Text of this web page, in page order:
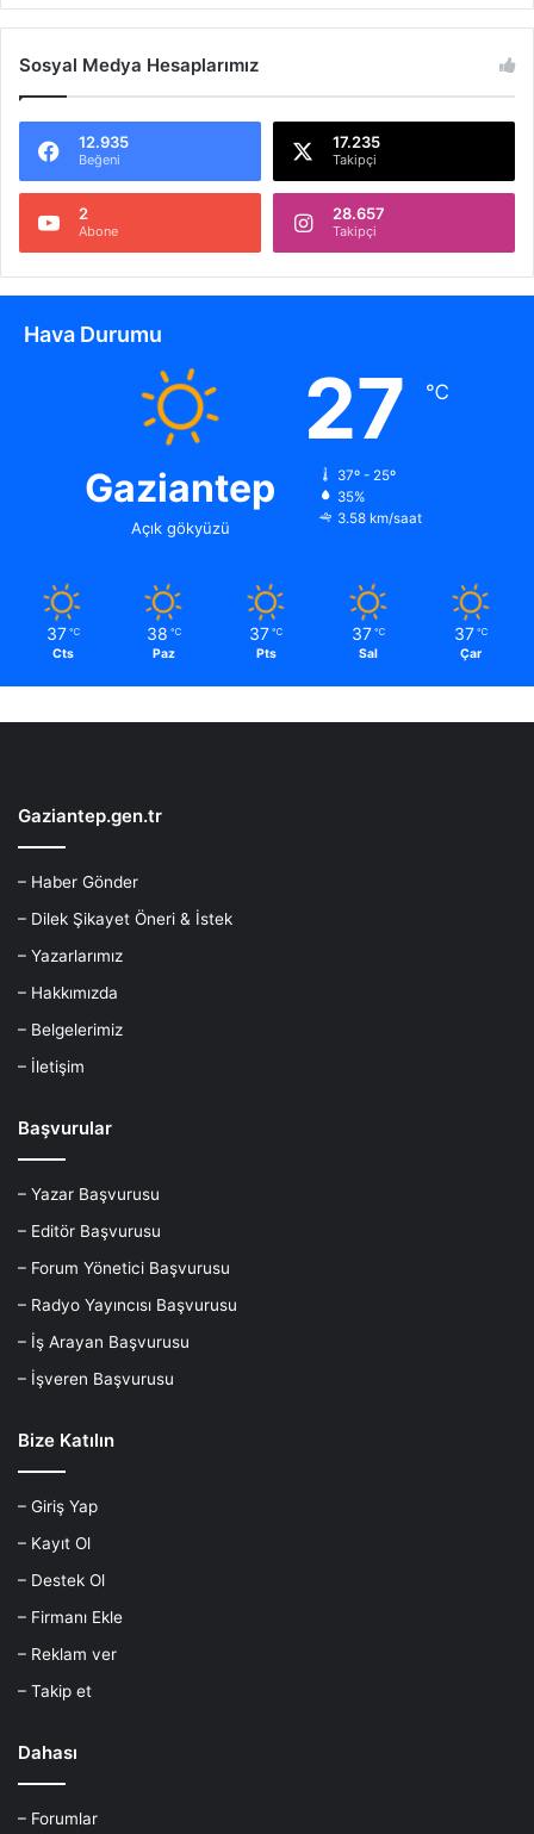
ı
a
Sosyal Medya Hesaplarımız
12.935
Beğeni
17.235
Takipçi
2
Abone
28.657
Takipçi
Hava Durumu
Gaziantep
Açık gökyüzü
27 ℃
37º - 25º
35%
3.58 km/saat
37 ℃
Cts
38 ℃
Paz
37 ℃
Pts
37 ℃
Sal
37 ℃
Çar
Gaziantep.gen.tr
– Haber Gönder
– Dilek Şikayet Öneri & İstek
– Yazarlarımız
– Hakkımızda
– Belgelerimiz
– İletişim
Başvurular
– Yazar Başvurusu
– Editör Başvurusu
– Forum Yönetici Başvurusu
– Radyo Yayıncısı Başvurusu
– İş Arayan Başvurusu
– İşveren Başvurusu
Bize Katılın
– Giriş Yap
– Kayıt Ol
– Destek Ol
– Firmanı Ekle
– Reklam ver
– Takip et
Dahası
– Forumlar